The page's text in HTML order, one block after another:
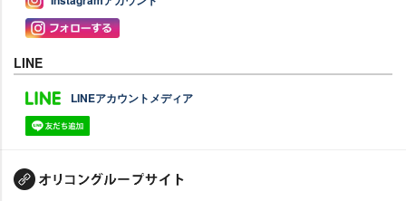
LINE
LINEアカウントメディア